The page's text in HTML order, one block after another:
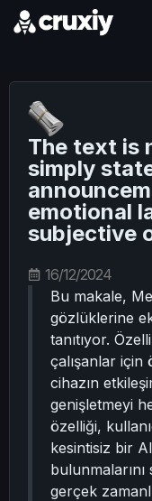
The text is
simply
emotional
subjective
16/12/2024
Bu makale,
gözlüklerine
tanıtıyor.
çalışanlar için
cihazın
genişletmeyi
özelliği,
kesintisiz bir
gerçek